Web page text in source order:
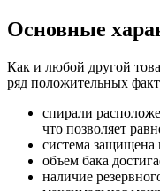
Основные
Как и любой другой
ряд положительных
спирали
что позволяет
система
объем бака
наличие